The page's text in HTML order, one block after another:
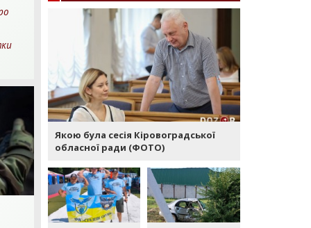
Якою була сесія Кіровоградської
обласної ради (ФОТО)